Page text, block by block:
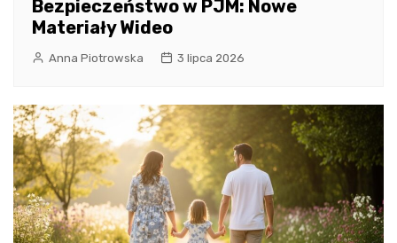
Bezpieczeństwo w PJM: Nowe
Materiały Wideo
Anna Piotrowska 3 lipca 2026